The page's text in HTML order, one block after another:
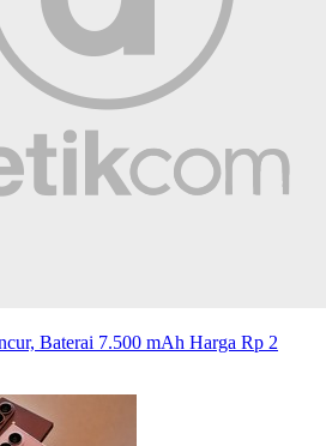
Baterai 7.500 mAh Harga Rp 2